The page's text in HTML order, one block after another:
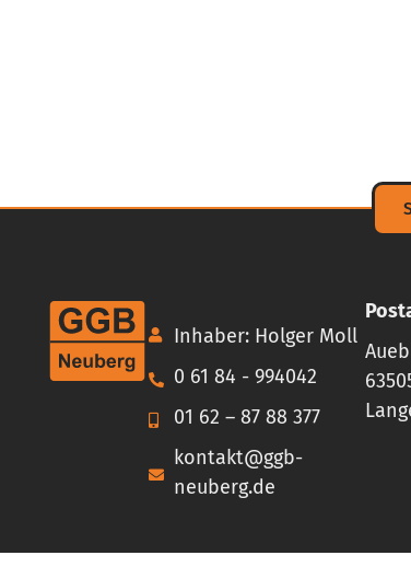
Inhaber: Holger Moll
0 61 84 - 994042
01 62 – 87 88 377
kontakt@ggb-
neuberg.de